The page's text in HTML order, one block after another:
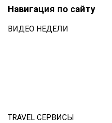
Навигация по сайту
ВИДЕО НЕДЕЛИ
TRAVEL СЕРВИСЫ